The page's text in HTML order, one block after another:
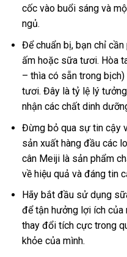
cốc vào buổi sáng và
ngủ.
Để chuẩn bị, bạn chỉ
ấm hoặc sữa tươi. Hòa
– thìa có sẵn trong
tươi. Đây là tỷ lệ lý
nhận các chất dinh
Đừng bỏ qua sự tin cậy
sản xuất hàng đầu các
cân Meiji là sản phẩm
về hiệu quả và đáng tin
Hãy bắt đầu sử dụng
để tận hưởng lợi ích
thay đổi tích cực trong
khỏe của mình.